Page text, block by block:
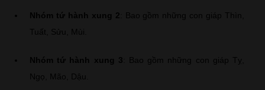
Nhóm tứ hành xung 2 : Bao gồm những con giáp Thìn,
Tuất, Sửu, Mùi.
Nhóm tứ hành xung 3 : Bao gồm những con giáp Tỵ,
Ngọ, Mão, Dậu.